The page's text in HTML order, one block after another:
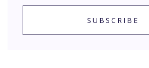
SUBSCRIBE